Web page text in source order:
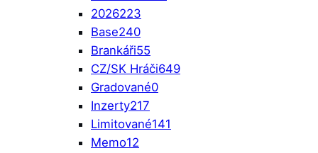
2026223
Base240
Brankáři55
CZ/SK Hráči649
Gradované0
Inzerty217
Limitované141
Memo12